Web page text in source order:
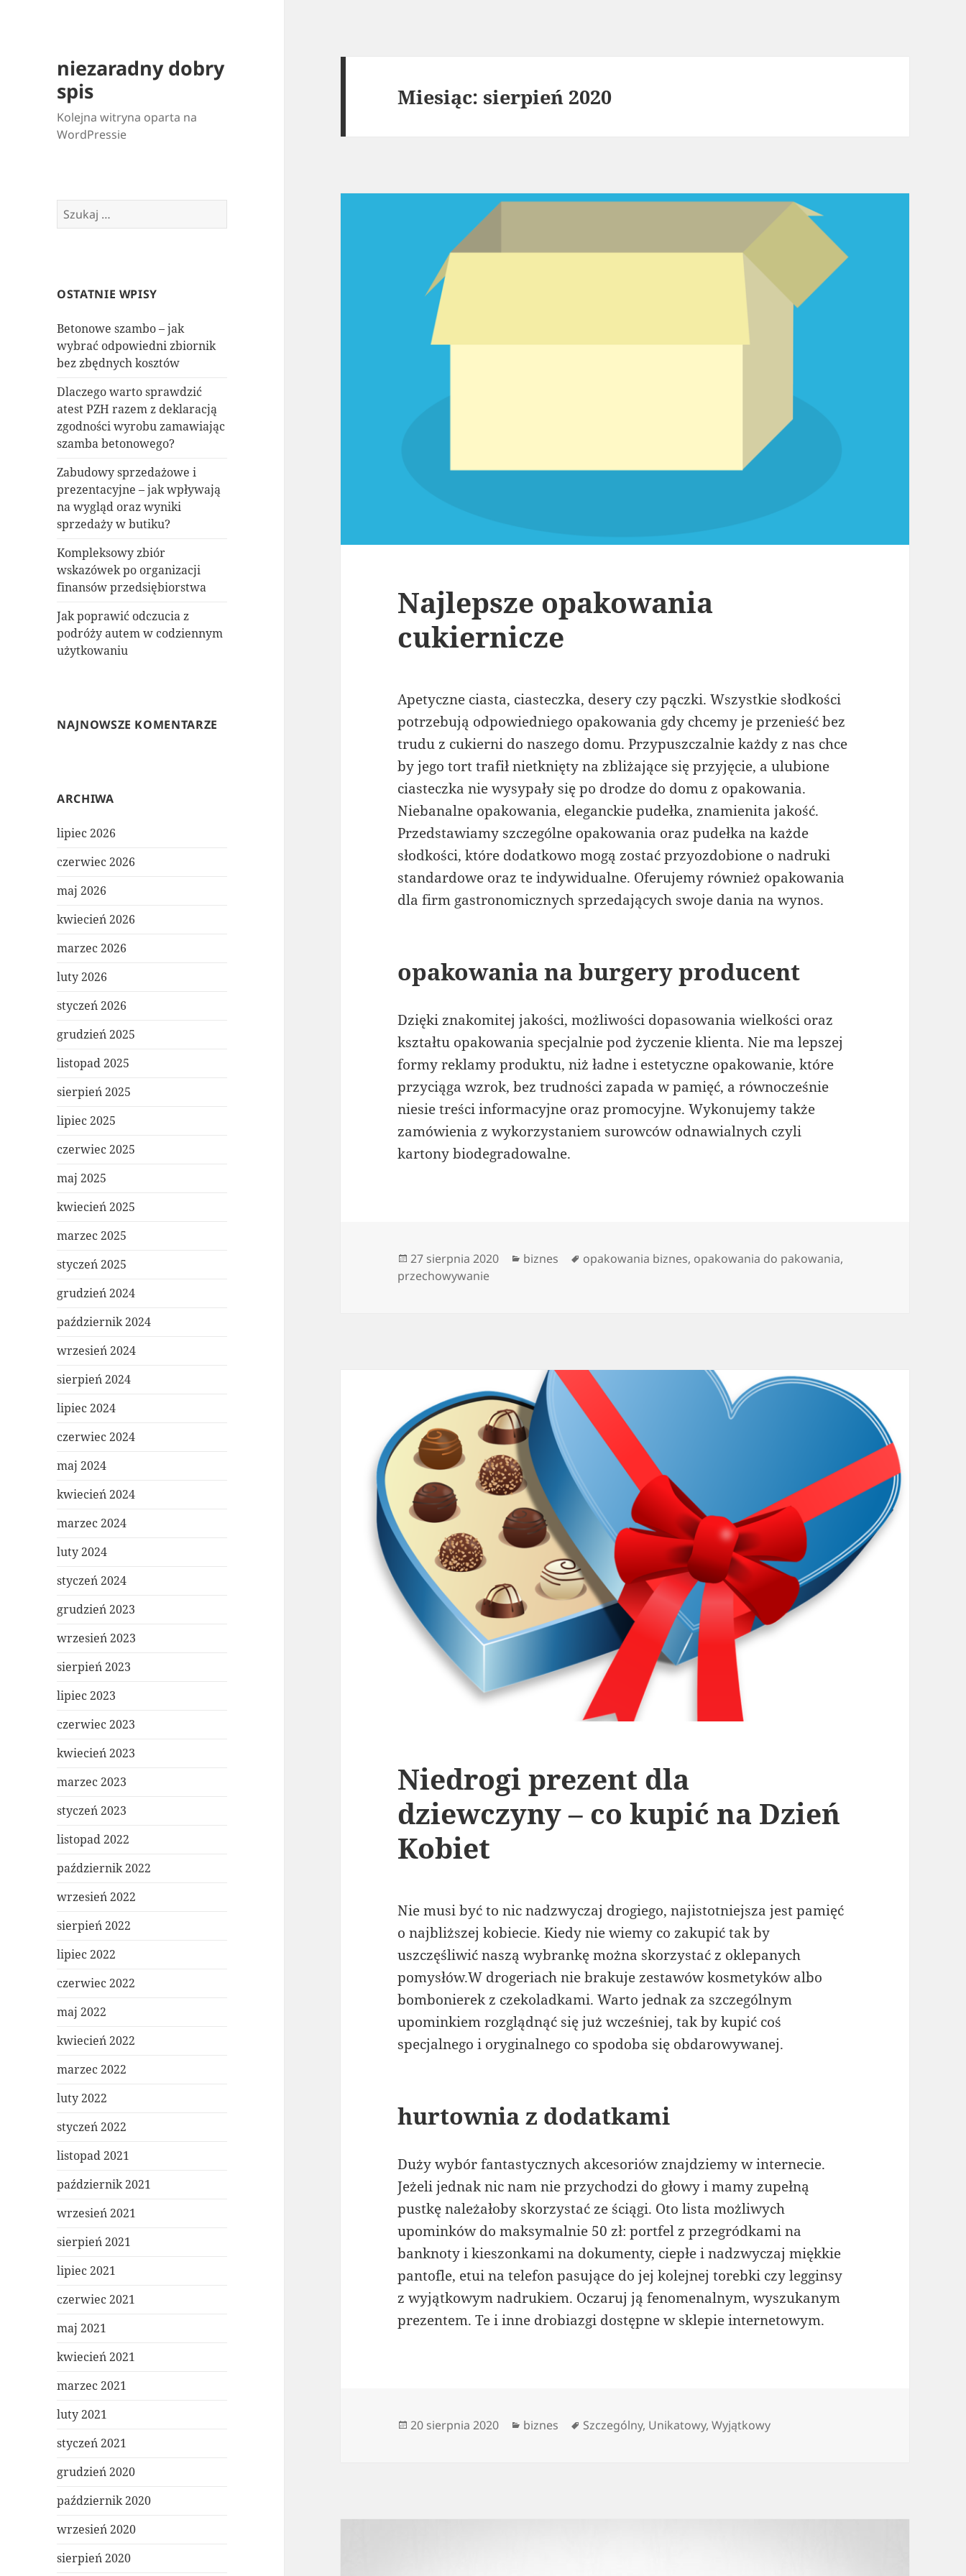
niezaradny dobry
spis
Kolejna witryna oparta na
WordPressie
Szukaj:
OSTATNIE WPISY
Betonowe szambo – jak
wybrać odpowiedni zbiornik
bez zbędnych kosztów
Dlaczego warto sprawdzić
atest PZH razem z deklaracją
zgodności wyrobu zamawiając
szamba betonowego?
Zabudowy sprzedażowe i
prezentacyjne – jak wpływają
na wygląd oraz wyniki
sprzedaży w butiku?
Kompleksowy zbiór
wskazówek po organizacji
finansów przedsiębiorstwa
Jak poprawić odczucia z
podróży autem w codziennym
użytkowaniu
NAJNOWSZE KOMENTARZE
ARCHIWA
lipiec 2026
czerwiec 2026
maj 2026
kwiecień 2026
marzec 2026
luty 2026
styczeń 2026
grudzień 2025
listopad 2025
sierpień 2025
lipiec 2025
czerwiec 2025
maj 2025
kwiecień 2025
marzec 2025
styczeń 2025
grudzień 2024
październik 2024
wrzesień 2024
sierpień 2024
lipiec 2024
czerwiec 2024
maj 2024
kwiecień 2024
marzec 2024
luty 2024
styczeń 2024
grudzień 2023
wrzesień 2023
sierpień 2023
lipiec 2023
czerwiec 2023
kwiecień 2023
marzec 2023
styczeń 2023
listopad 2022
październik 2022
wrzesień 2022
sierpień 2022
lipiec 2022
czerwiec 2022
maj 2022
kwiecień 2022
marzec 2022
luty 2022
styczeń 2022
listopad 2021
październik 2021
wrzesień 2021
sierpień 2021
lipiec 2021
czerwiec 2021
maj 2021
kwiecień 2021
marzec 2021
luty 2021
styczeń 2021
grudzień 2020
październik 2020
wrzesień 2020
sierpień 2020
Miesiąc:sierpień 2020
Najlepsze opakowania
cukiernicze
Apetyczne ciasta, ciasteczka, desery czy pączki. Wszystkie słodkości
potrzebują odpowiedniego opakowania gdy chcemy je przenieść bez
trudu z cukierni do naszego domu. Przypuszczalnie każdy z nas chce
by jego tort trafił nietknięty na zbliżające się przyjęcie, a ulubione
ciasteczka nie wysypały się po drodze do domu z opakowania.
Niebanalne opakowania, eleganckie pudełka, znamienita jakość.
Przedstawiamy szczególne opakowania oraz pudełka na każde
słodkości, które dodatkowo mogą zostać przyozdobione o nadruki
standardowe oraz te indywidualne. Oferujemy również opakowania
dla firm gastronomicznych sprzedających swoje dania na wynos.
opakowania na burgery producent
Dzięki znakomitej jakości, możliwości dopasowania wielkości oraz
kształtu opakowania specjalnie pod życzenie klienta. Nie ma lepszej
formy reklamy produktu, niż ładne i estetyczne opakowanie, które
przyciąga wzrok, bez trudności zapada w pamięć, a równocześnie
niesie treści informacyjne oraz promocyjne. Wykonujemy także
zamówienia z wykorzystaniem surowców odnawialnych czyli
kartony biodegradowalne.
Data
publikacji
27 sierpnia 2020 Kategorie
biznes Tagi
opakowania biznes, opakowania do pakowania,
przechowywanie
Niedrogi prezent dla
dziewczyny – co kupić na Dzień
Kobiet
Nie musi być to nic nadzwyczaj drogiego, najistotniejsza jest pamięć
o najbliższej kobiecie. Kiedy nie wiemy co zakupić tak by
uszczęśliwić naszą wybrankę można skorzystać z oklepanych
pomysłów.W drogeriach nie brakuje zestawów kosmetyków albo
bombonierek z czekoladkami. Warto jednak za szczególnym
upominkiem rozglądnąć się już wcześniej, tak by kupić coś
specjalnego i oryginalnego co spodoba się obdarowywanej.
hurtownia z dodatkami
Duży wybór fantastycznych akcesoriów znajdziemy w internecie.
Jeżeli jednak nic nam nie przychodzi do głowy i mamy zupełną
pustkę należałoby skorzystać ze ściągi. Oto lista możliwych
upominków do maksymalnie 50 zł: portfel z przegródkami na
banknoty i kieszonkami na dokumenty, ciepłe i nadzwyczaj miękkie
pantofle, etui na telefon pasujące do jej kolejnej torebki czy legginsy
z wyjątkowym nadrukiem. Oczaruj ją fenomenalnym, wyszukanym
prezentem. Te i inne drobiazgi dostępne w sklepie internetowym.
Data
20 sierpnia 2020 Kategorie
biznes Tagi
Szczególny, Unikatowy,Wyjątkowy